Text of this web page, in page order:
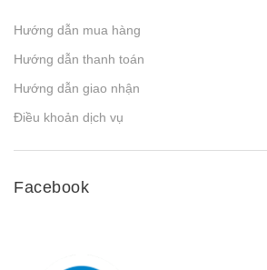
Hướng dẫn mua hàng
Hướng dẫn thanh toán
Hướng dẫn giao nhận
Điều khoản dịch vụ
Facebook